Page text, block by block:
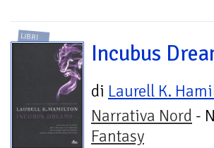
LIBRI
Incubus
di Laurell K.
Narrativa Nord -
Fantasy